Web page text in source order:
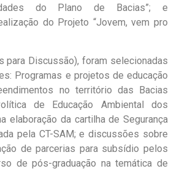
do Plano de Bacias”; e
do Projeto “Jovem, vem pro
para Discussão), foram selecionadas
Programas e projetos de educação
no território das Bacias
de Educação Ambiental dos
elaboração da cartilha de Segurança
pela CT-SAM; e discussões sobre
de parcerias para subsídio pelos
de pós-graduação na temática de